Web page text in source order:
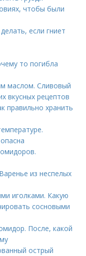
чтобы были
если гниет
то погибла
маслом. Сливовый
вкусных рецептов
правильно хранить
из неспелых
иголками. Какую
сосновыми
После, какой
острый